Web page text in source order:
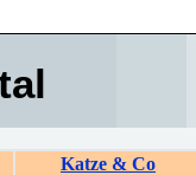
Katze & Co